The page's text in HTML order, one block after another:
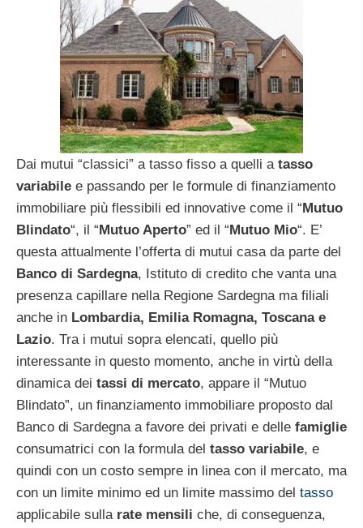
Dai mutui “classici” a tasso fisso a quelli a tasso
variabile e passando per le formule di finanziamento
immobiliare più flessibili ed innovative come il “Mutuo
Blindato“, il “Mutuo Aperto” ed il “Mutuo Mio“. E’
questa attualmente l’offerta di mutui casa da parte del
Banco di Sardegna, Istituto di credito che vanta una
presenza capillare nella Regione Sardegna ma filiali
anche in Lombardia, Emilia Romagna, Toscana e
Lazio. Tra i mutui sopra elencati, quello più
interessante in questo momento, anche in virtù della
dinamica dei tassi di mercato, appare il “Mutuo
Blindato”, un finanziamento immobiliare proposto dal
Banco di Sardegna a favore dei privati e delle famiglie
consumatrici con la formula del tasso variabile, e
quindi con un costo sempre in linea con il mercato, ma
con un limite minimo ed un limite massimo del tasso
applicabile sulla rate mensili che, di conseguenza,